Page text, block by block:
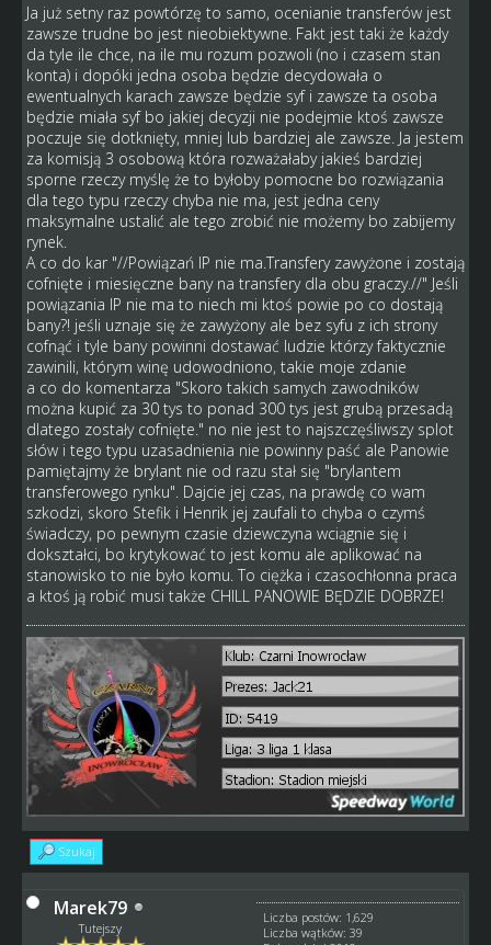
Ja już setny raz powtórzę to samo, ocenianie transferów jest
zawsze trudne bo jest nieobiektywne. Fakt jest taki że każdy
da tyle ile chce, na ile mu rozum pozwoli (no i czasem stan
konta) i dopóki jedna osoba będzie decydowała o
ewentualnych karach zawsze będzie syf i zawsze ta osoba
będzie miała syf bo jakiej decyzji nie podejmie ktoś zawsze
poczuje się dotknięty, mniej lub bardziej ale zawsze. Ja jestem
za komisją 3 osobową która rozważałaby jakieś bardziej
sporne rzeczy myślę że to byłoby pomocne bo rozwiązania
dla tego typu rzeczy chyba nie ma, jest jedna ceny
maksymalne ustalić ale tego zrobić nie możemy bo zabijemy
rynek.
A co do kar "//Powiązań IP nie ma.Transfery zawyżone i zostają
cofnięte i miesięczne bany na transfery dla obu graczy.//" Jeśli
powiązania IP nie ma to niech mi ktoś powie po co dostają
bany?! jeśli uznaje się że zawyżony ale bez syfu z ich strony
cofnąć i tyle bany powinni dostawać ludzie którzy faktycznie
zawinili, którym winę udowodniono, takie moje zdanie
a co do komentarza "Skoro takich samych zawodników
można kupić za 30 tys to ponad 300 tys jest grubą przesadą
dlatego zostały cofnięte." no nie jest to najszczęśliwszy splot
słów i tego typu uzasadnienia nie powinny paść ale Panowie
pamiętajmy że brylant nie od razu stał się "brylantem
transferowego rynku". Dajcie jej czas, na prawdę co wam
szkodzi, skoro Stefik i Henrik jej zaufali to chyba o czymś
świadczy, po pewnym czasie dziewczyna wciągnie się i
dokształci, bo krytykować to jest komu ale aplikować na
stanowisko to nie było komu. To ciężka i czasochłonna praca
a ktoś ją robić musi także CHILL PANOWIE BĘDZIE DOBRZE!
Szukaj
Marek79
Tutejszy
Liczba postów: 1,629
Liczba wątków: 39